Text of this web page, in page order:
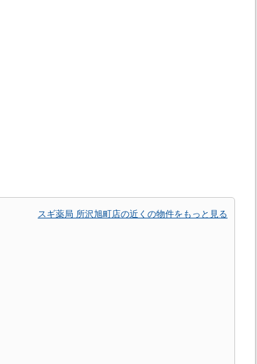
スギ薬局 所沢旭町店の近くの物件をもっと見る